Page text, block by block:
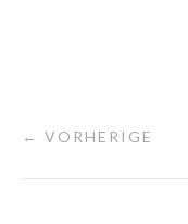
← VORHERIGE